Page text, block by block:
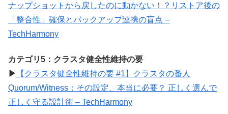
ナップショットから戻したのに動かない！？リストア後の
「整合性」確保とバックアップ連携の盲点 –
TechHarmony
カテゴリ5：クラスタ健全性維持の要
▶
【クラスタ健全性維持の要 #1】クラスタの番人
Quorum/Witness：その設定、本当に必要？ 正しく選んで
正しく守る設計術 – TechHarmony